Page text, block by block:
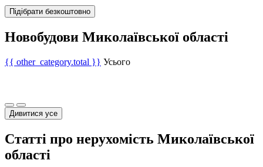
Підібрати безкоштовно
Новобудови Миколаївської області
{{ other_category.total }} Усього
Дивитися усе
Статті про нерухомість Миколаївської
області